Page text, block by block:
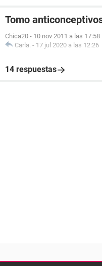
Tomo
Chica20 - 10 nov 2011 a las 17:58
Carla. - 17 jul 2020 a las 12:26
14 respuestas